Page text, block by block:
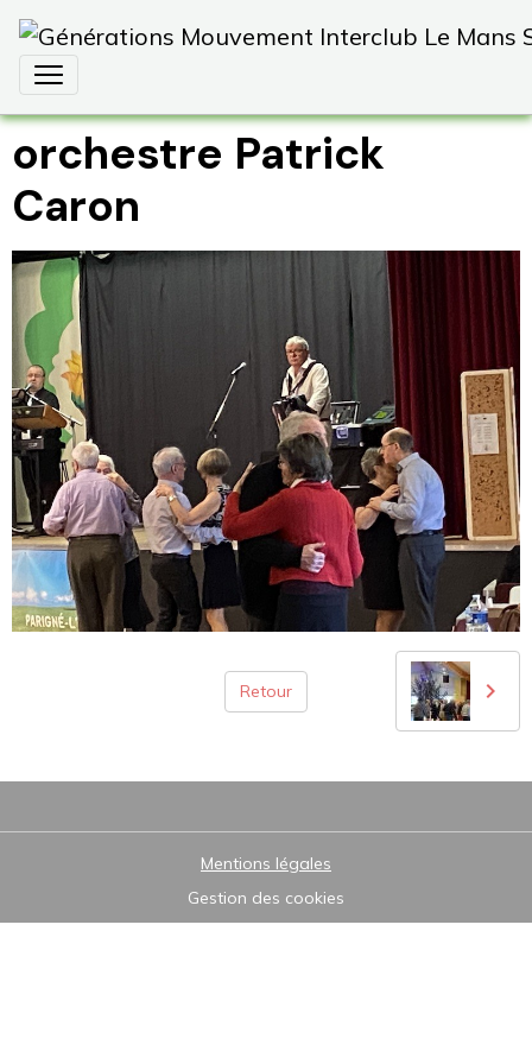
orchestre Patrick
Caron
Retour
Mentions légales
Gestion des cookies